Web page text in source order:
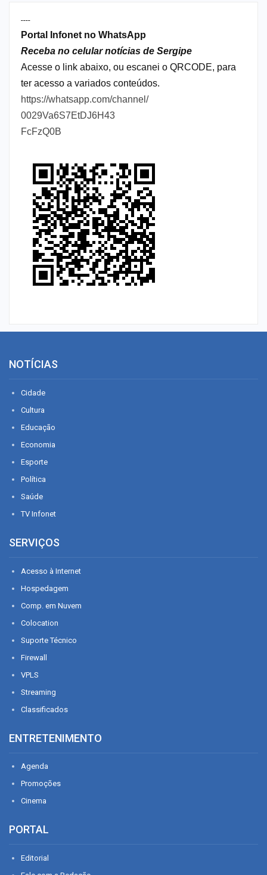
----
Portal Infonet no WhatsApp
Receba no celular notícias de Sergipe
Acesse o link abaixo, ou escanei o QRCODE, para
ter acesso a variados conteúdos.
https://whatsapp.com/channel/
0029Va6S7EtDJ6H43
FcFzQ0B
NOTÍCIAS
Cidade
Cultura
Educação
Economia
Esporte
Política
Saúde
TV Infonet
SERVIÇOS
Acesso à Internet
Hospedagem
Comp. em Nuvem
Colocation
Suporte Técnico
Firewall
VPLS
Streaming
Classificados
ENTRETENIMENTO
Agenda
Promoções
Cinema
PORTAL
Editorial